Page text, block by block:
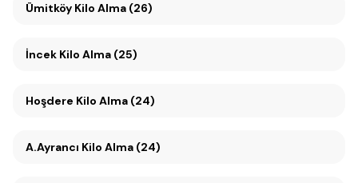
Ümitköy Kilo Alma (26)
İncek Kilo Alma (25)
Hoşdere Kilo Alma (24)
A.Ayrancı Kilo Alma (24)